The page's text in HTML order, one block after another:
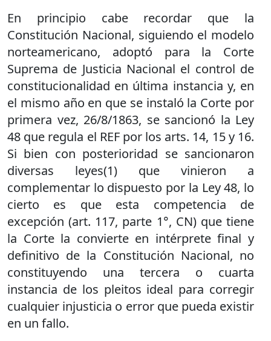
En principio cabe recordar que la
Constitución Nacional, siguiendo el modelo
norteamericano, adoptó para la Corte
Suprema de Justicia Nacional el control de
constitucionalidad en última instancia y, en
el mismo año en que se instaló la Corte por
primera vez, 26/8/1863, se sancionó la Ley
48 que regula el REF por los arts. 14, 15 y 16.
Si bien con posterioridad se sancionaron
diversas leyes(1) que vinieron a
complementar lo dispuesto por la Ley 48, lo
cierto es que esta competencia de
excepción (art. 117, parte 1°, CN) que tiene
la Corte la convierte en intérprete final y
definitivo de la Constitución Nacional, no
constituyendo una tercera o cuarta
instancia de los pleitos ideal para corregir
cualquier injusticia o error que pueda existir
en un fallo.